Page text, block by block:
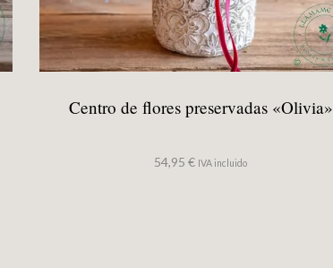
Centro de flores preservadas «Olivia»
54,95 € IVA incluido